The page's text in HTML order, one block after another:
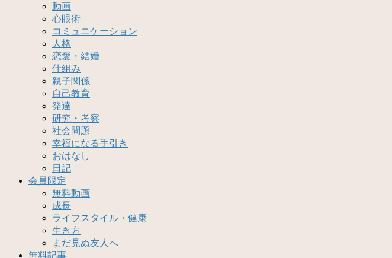
動画
心眼術
コミュニケーション
人格
恋愛・結婚
仕組み
親子関係
自己教育
発達
研究・考察
社会問題
幸福になる手引き
おはなし
日記
会員限定
無料動画
成長
ライフスタイル・健康
生き方
まだ見ぬ友人へ
無料記事